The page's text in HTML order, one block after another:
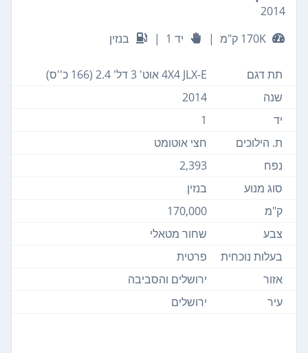
2014
170K ק"מ
| יד 1 | בנזין
תת דגם
4X4 JLX-E אוט' 3 דל' 2.4 (166 כ''ס)
שנה
2014
יד
1
ת. הילוכים
חצי אוטומט
נפח
2,393
סוג מנוע
בנזין
ק"מ
170,000
צבע
שחור מטאלי
בעלות נוכחית
פרטית
אזור
ירושלים והסביבה
עיר
ירושלים